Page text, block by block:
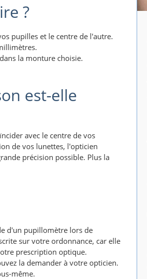
?
pupilles et le centre de l'autre.
la monture choisie.
est-elle
avec le centre de vos
de vos lunettes, l'opticien
précision possible. Plus la
d'un pupillomètre lors de
sur votre ordonnance, car elle
prescription optique.
la demander à votre opticien.
même.